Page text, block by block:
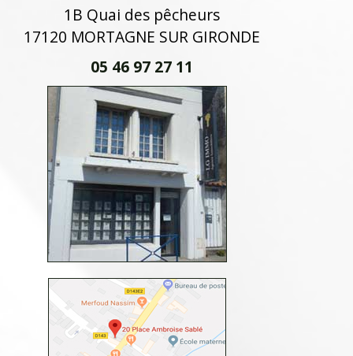
1B Quai des pêcheurs
17120 MORTAGNE SUR GIRONDE
05 46 97 27 11